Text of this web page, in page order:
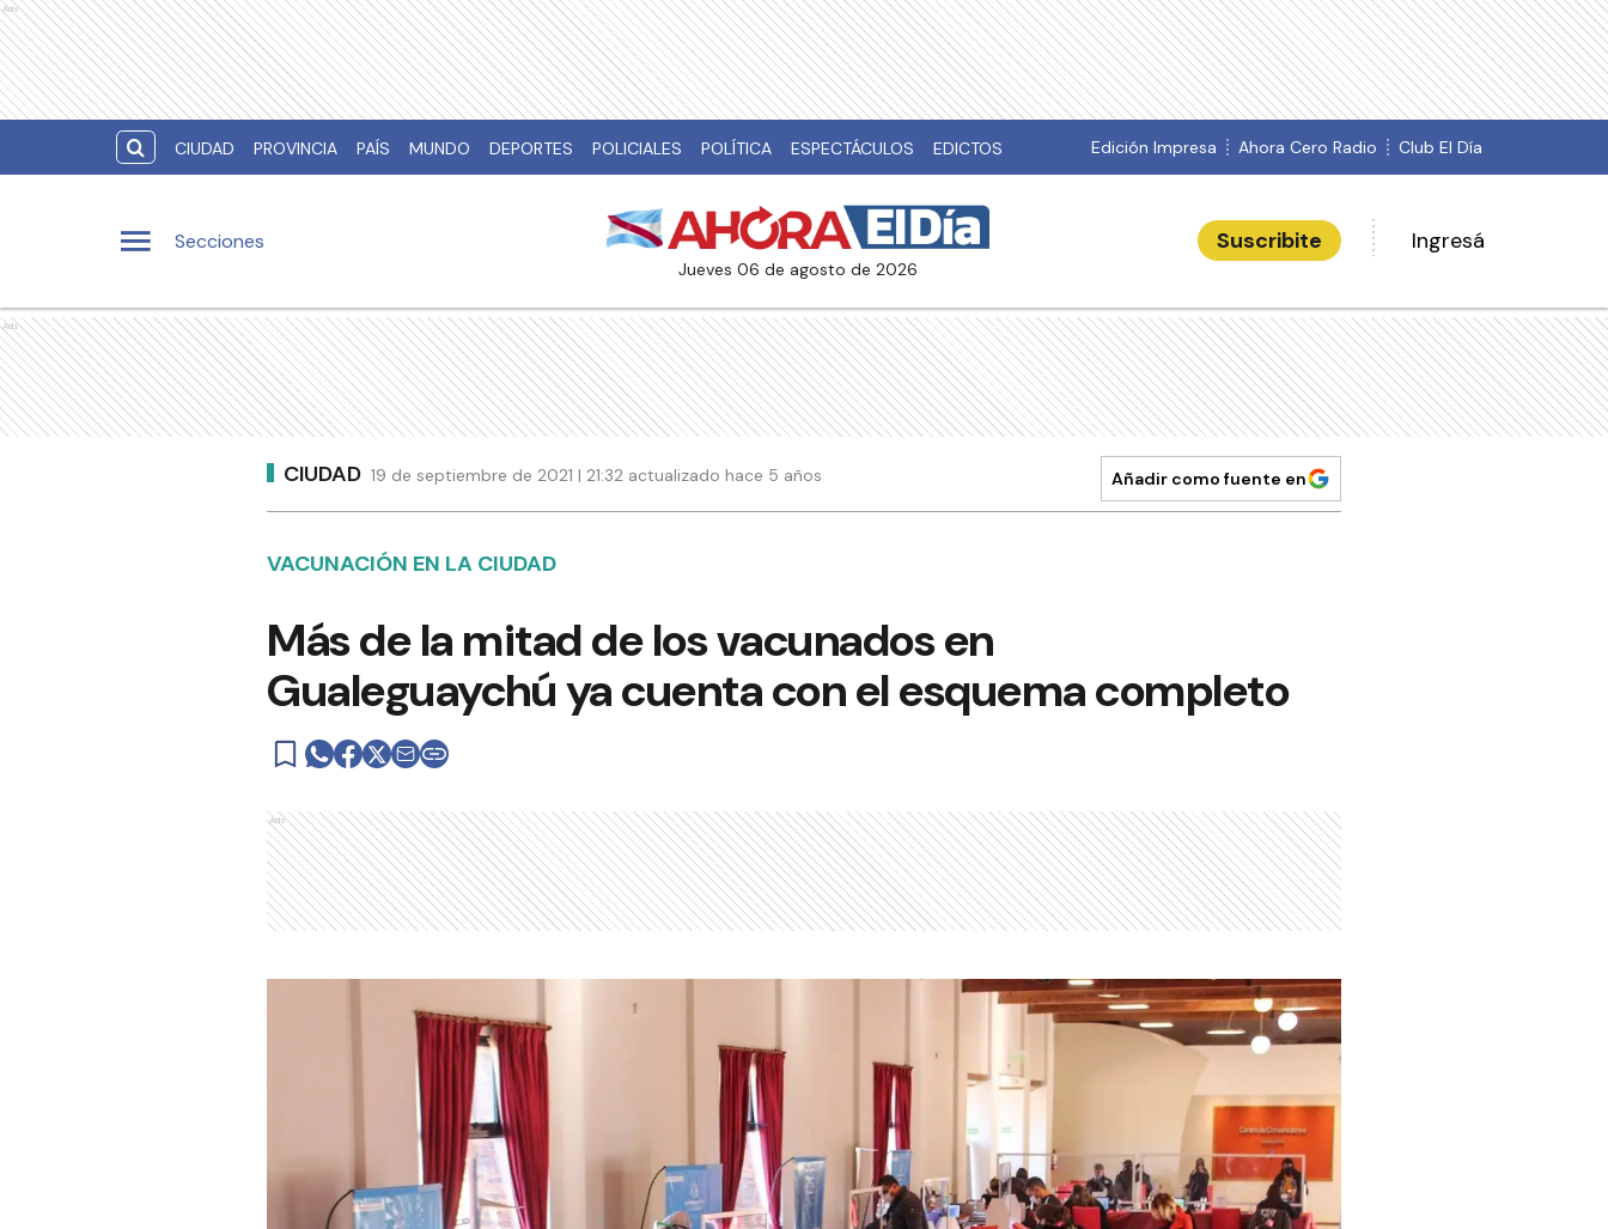
Ads
CIUDAD PROVINCIA PAÍS MUNDO DEPORTES POLICIALES POLÍTICA ESPECTÁCULOS EDICTOS Edición Impresa Ahora Cero Radio Club El Día
Secciones
jueves 06 de agosto de 2026
Suscribite Ingresá
Ads
CIUDAD 19 de septiembre de 2021 | 21:32 actualizado hace 5 años Añadir como fuente en
VACUNACIÓN EN LA CIUDAD
Más de la mitad de los vacunados en
Gualeguaychú ya cuenta con el esquema completo
Ads